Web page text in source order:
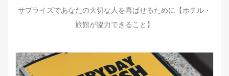
サプライズであなたの大切な人を喜ばせるために【ホテル・
旅館が協力できること】